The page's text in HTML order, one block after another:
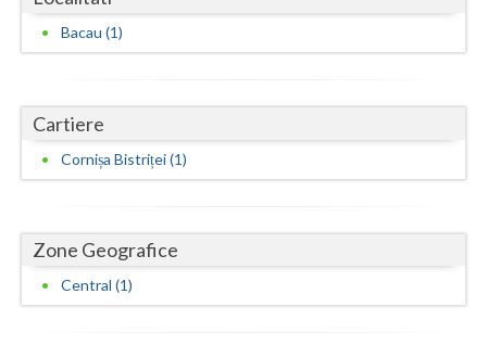
Hunedoara
Ialomita
Maramures
Mures
Neamt
Bacau (1)
Cartiere
Cornișa Bistriței (1)
Zone Geografice
Central (1)